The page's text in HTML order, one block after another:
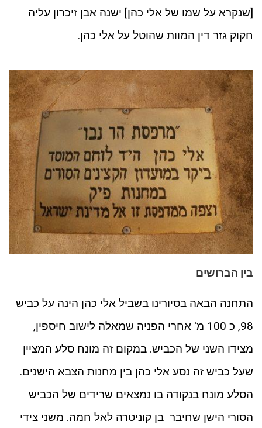
[שנקרא על שמו של אלי כהן] ישנה אבן זיכרון עליה
חקוק גזר דין המוות שהוטל על אלי כהן.
בין הברושים
התחנה הבאה בסיורינו בשביל אלי כהן הינה על כביש
98, כ 100 מ' אחרי הפניה שמאלה לישוב חיספין,
מצידו השני של הכביש. במקום זה מונח סלע המציין
שעל כביש זה נסע אלי כהן בין מחנות הצבא הישנים.
הסלע מונח בנקודה בו נמצאים שרידים של הכביש
הסורי הישן שחיבר בן קוניטרה לאל חמה. משני צידי